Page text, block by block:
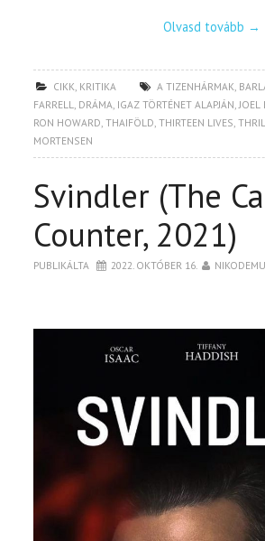
Olvasd tovább →
CIKK KRITIKA A TIZENHÁRMAK
FARRELL
DRÁMA IGAZ TÖRTÉNET ALAPJÁN JOEL
RON HOWARD ,THAIFÖLD ,THIRTEEN LIVES ,
MORTENSEN
Svindler (The
Counter, 2021)
PUBLIKÁLTA 2022. OKTÓBER 16.